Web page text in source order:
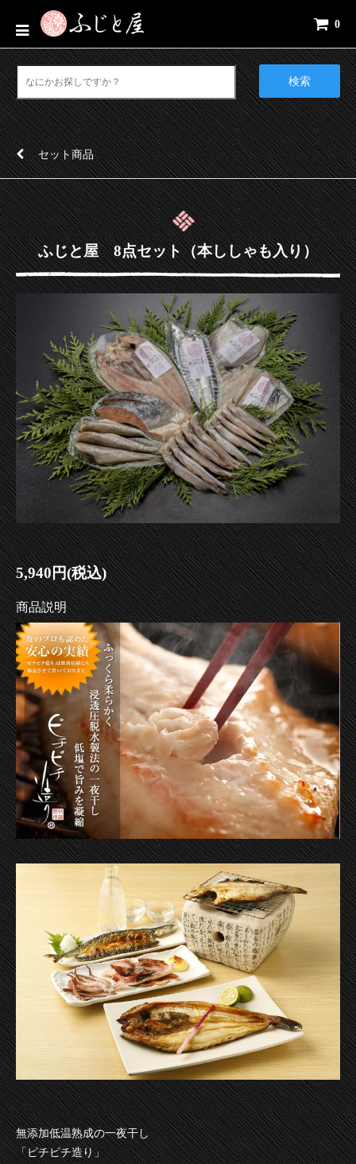
0
検索
セット商品
ふじと屋 8点セット（本ししゃも入り）
5,940円(税込)
商品説明
無添加低温熟成の一夜干し
「ピチピチ造り」